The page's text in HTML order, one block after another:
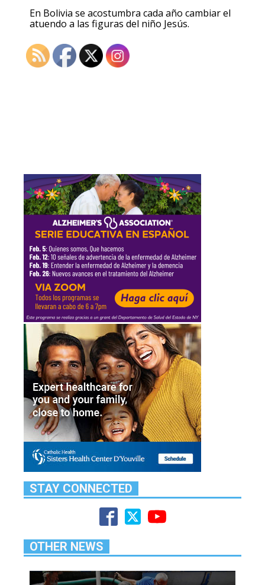
En Bolivia se acostumbra cada año cambiar el
atuendo a las figuras del niño Jesús.
STAY CONNECTED
OTHER NEWS